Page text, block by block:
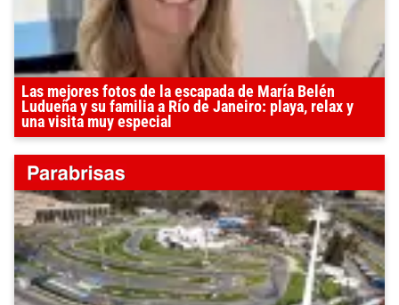
Las mejores fotos de la escapada de María Belén
Ludueña y su familia a Río de Janeiro: playa, relax y
una visita muy especial